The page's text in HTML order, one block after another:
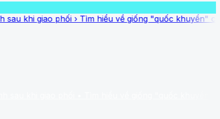
phối›Tìm hiểu về giống "quốc khuyển" của Triều